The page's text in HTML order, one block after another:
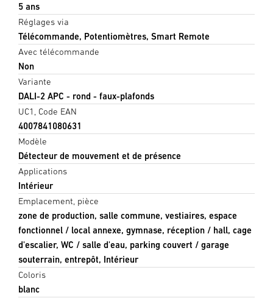
5 ans
Réglages via
Télécommande, Potentiomètres, Smart Remote
Avec télécommande
Non
Variante
DALI-2 APC - rond - faux-plafonds
UC1, Code EAN
4007841080631
Modèle
Détecteur de mouvement et de présence
Applications
Intérieur
Emplacement, pièce
zone de production, salle commune, vestiaires, espace
fonctionnel / local annexe, gymnase, réception / hall, cage
d'escalier, WC / salle d'eau, parking couvert / garage
souterrain, entrepôt, Intérieur
Coloris
blanc